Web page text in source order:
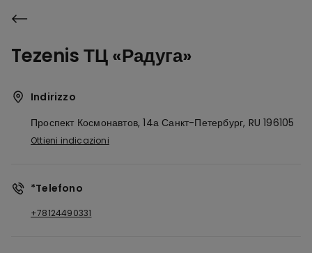
Tezenis ТЦ «Радуга»
Indirizzo
Проспект Космонавтов, 14аСанкт-Петербург, RU196105
Ottieni indicazioni
*Telefono
+78124490331